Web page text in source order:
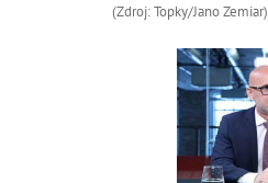
(Zdroj: Topky/Jano Zemiar)